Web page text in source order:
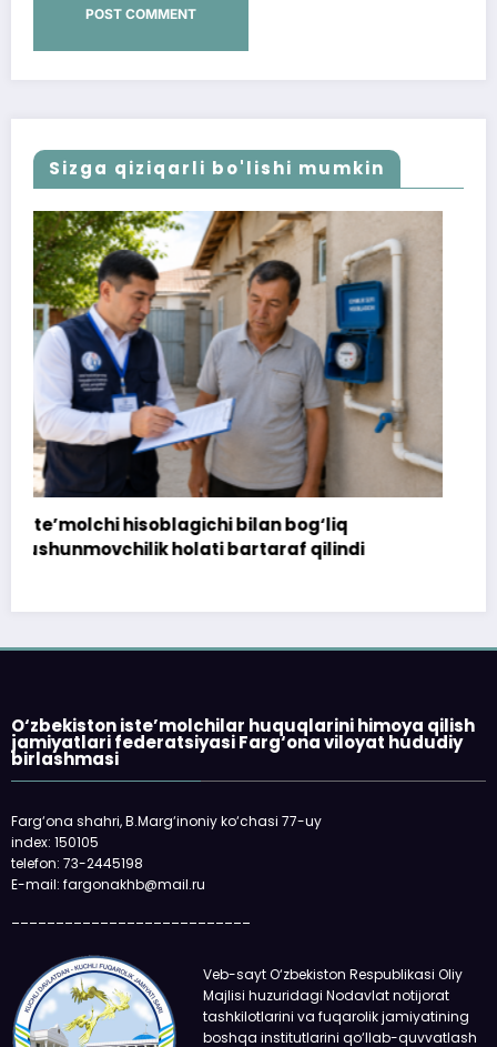
Sizga qiziqarli bo'lishi mumkin
172 million so‘m to‘landi, ammo uy
topshirilmadi…
O‘zbekiston iste’molchilar huquqlarini himoya qilish
jamiyatlari federatsiyasi Farg‘ona viloyat hududiy
birlashmasi
Farg‘ona shahri, B.Marg‘inoniy ko‘chasi 77-uy
index: 150105
telefon: 73-2445198
E-mail: fargonakhb@mail.ru
Veb-sayt O‘zbekiston Respublikasi Oliy
Majlisi huzuridagi Nodavlat notijorat
tashkilotlarini va fuqarolik jamiyatining
boshqa institutlarini qo‘llab-quvvatlash